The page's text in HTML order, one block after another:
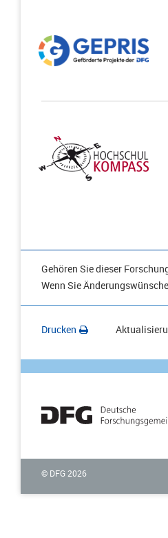
Gehören Sie dieser
Wenn Sie
Drucken
© DFG 2026